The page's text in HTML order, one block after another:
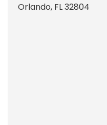
Orlando, FL32804